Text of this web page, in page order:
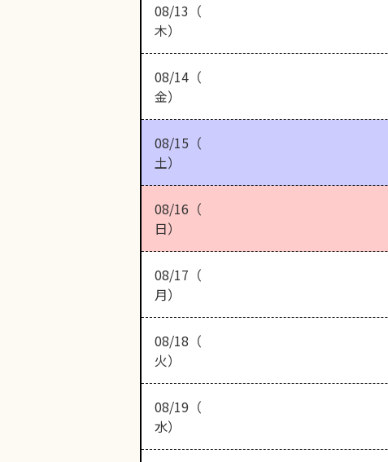
08/13（
木）
08/14（
金）
08/15（
土）
08/16（
日）
08/17（
月）
08/18（
火）
08/19（
水）